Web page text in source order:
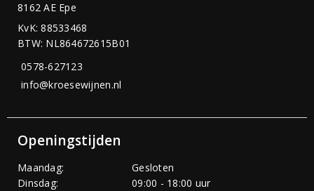
8162 AE Epe
KvK: 88533468
BTW: NL864672615B01
0578-627123
info@kroesewijnen.nl
Openingstijden
Maandag:
Gesloten
Dinsdag:
09:00 - 18:00 uur